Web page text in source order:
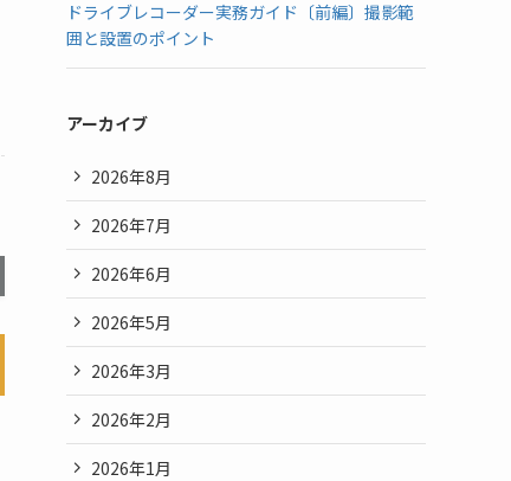
ドライブレコーダー実務ガイド〔前編〕撮影範
囲と設置のポイント
アーカイブ
2026年8月
2026年7月
2026年6月
2026年5月
2026年3月
2026年2月
2026年1月